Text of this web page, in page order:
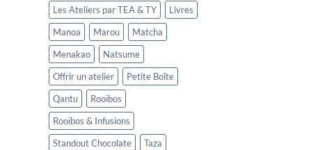
Les Ateliers par TEA & TY
Livres
Manoa
Marou
Matcha
Menakao
Natsume
Offrir un atelier
Petite Boîte
Qantu
Rooïbos
Rooïbos & Infusions
Standout Chocolate
Taza